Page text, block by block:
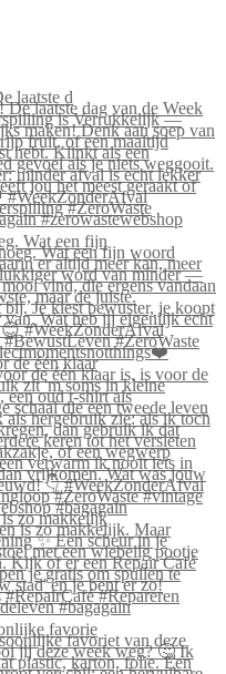
laatste d
Wat een fijn
de één klaar
is zo makkelijk
favorie